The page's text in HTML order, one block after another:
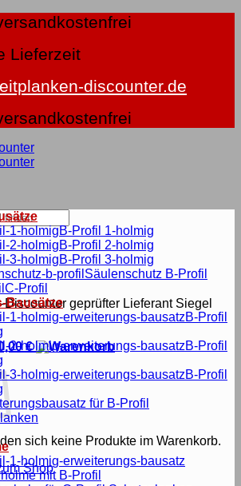
Lieferzeit
discounter.de
€
sich keine Produkte im Warenkorb.
Shop
B-Profil 1-holmig
B-Profil 2-holmig
B-Profil 3-holmig
Säulenschutz B-Profil
C-Profil
Bausätze
B-Profil
B-Profil
B-Profil
mit B-Profil